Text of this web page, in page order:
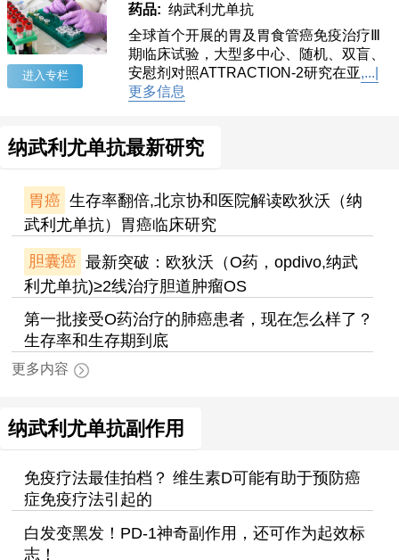
进入专栏
药品: 纳武利尤单抗
全球首个开展的胃及胃食管癌免疫治疗Ⅲ
期临床试验，大型多中心、随机、双盲、
安慰剂对照ATTRACTION-2研究在亚,...|
更多信息
纳武利尤单抗最新研究
胃癌 生存率翻倍,北京协和医院解读欧狄沃（纳
武利尤单抗）胃癌临床研究
胆囊癌 最新突破：欧狄沃（O药，opdivo,纳武
利尤单抗)≥2线治疗胆道肿瘤OS
第一批接受O药治疗的肺癌患者，现在怎么样了？
生存率和生存期到底
更多内容
纳武利尤单抗副作用
免疫疗法最佳拍档？ 维生素D可能有助于预防癌
症免疫疗法引起的
白发变黑发！PD-1神奇副作用，还可作为起效标
志！